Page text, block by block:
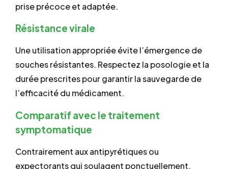
prise précoce et adaptée.
Résistance virale
Une utilisation appropriée évite l’émergence de
souches résistantes. Respectez la posologie et la
durée prescrites pour garantir la sauvegarde de
l’efficacité du médicament.
Comparatif avec le traitement
symptomatique
Contrairement aux antipyrétiques ou
expectorants qui soulagent ponctuellement,